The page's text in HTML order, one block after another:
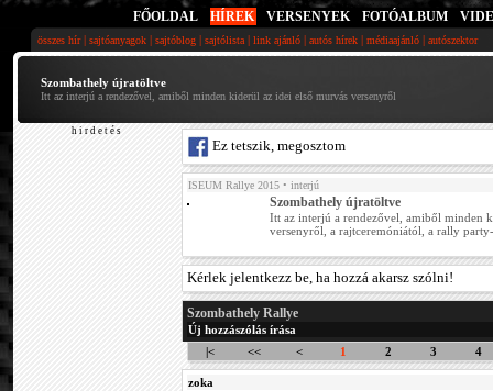
FŐOLDAL HÍREK VERSENYEK FOTÓALBUM
összes hír| sajtóanyagok | sajtóblog | sajtólista | link ajánló | autós hírek | médiaajánló | autószektor
Szombathely újratöltve
Itt az interjú a rendezővel, amiből minden kiderül az idei első murvás versenyről
h i r d e t é s
Ez tetszik, megosztom
ISEUM Rallye 2015 • interjú
Szombathely újratöltve
Itt az interjú a rendezővel, amiből minden
versenyről, a rajtceremóniától, a rally
Kérlek jelentkezz be, ha hozzá akarsz szólni!
Szombathely Rallye
Új hozzászólás írása
|<
<< < 1 2 3 4
zoka